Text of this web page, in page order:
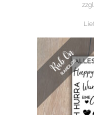
zzgl.